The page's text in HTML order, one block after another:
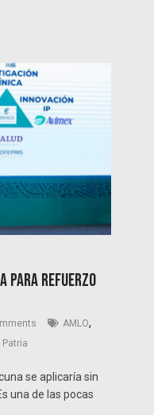
para refuerzo
AMLO,
Patria
se aplicaría sin
una de las pocas